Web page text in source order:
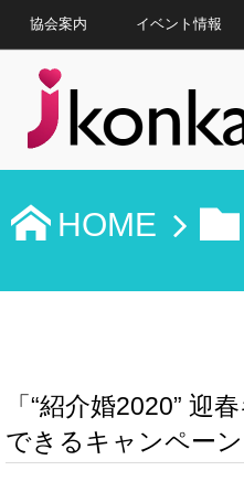
協会案内 イベント情報
HOME
「“紹介婚2020”
できるキャンペー